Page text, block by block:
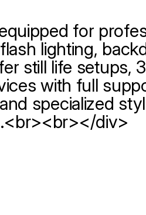
for
flash lighting,
still life setups,
with full
and specialized
div>